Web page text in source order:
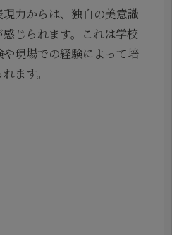
力からは、独自の美意識
じられます。これは学校
現場での経験によって培
ます。